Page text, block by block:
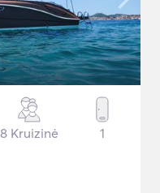
8 Kruizinė 1